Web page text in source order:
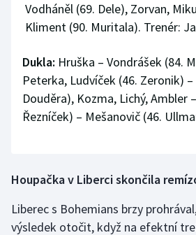
Vodháněl (69. Dele), Zorvan,
Kliment (90. Muritala). Trenér:
Dukla: Hruška – Vondrášek (84.
Peterka, Ludvíček (46. Zeronik) –
Douděra), Kozma, Lichý, Ambler
Řezníček) – Mešanovič (46.
Houpačka v Liberci skončila
Liberec s Bohemians brzy
výsledek otočit, když na efektní